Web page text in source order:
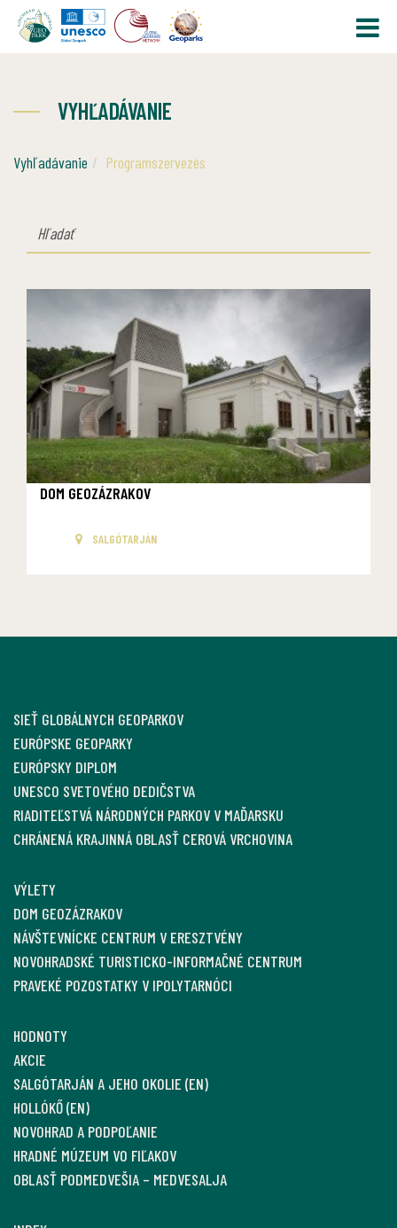
VYHĽADÁVANIE
Vyhľadávanie Programszervezés
HĽADAŤ
DOM GEOZÁZRAKOV
SALGÓTARJÁN
SIEŤ GLOBÁLNYCH GEOPARKOV
EURÓPSKE GEOPARKY
EURÓPSKY DIPLOM
UNESCO SVETOVÉHO DEDIČSTVA
RIADITEĽSTVÁ NÁRODNÝCH PARKOV V MAĎARSKU
CHRÁNENÁ KRAJINNÁ OBLASŤ CEROVÁ VRCHOVINA
VÝLETY
DOM GEOZÁZRAKOV
NÁVŠTEVNÍCKE CENTRUM V ERESZTVÉNY
NOVOHRADSKÉ TURISTICKO-INFORMAČNÉ CENTRUM
PRAVEKÉ POZOSTATKY V IPOLYTARNÓCI
HODNOTY
AKCIE
SALGÓTARJÁN A JEHO OKOLIE (EN)
HOLLÓKŐ (EN)
NOVOHRAD A PODPOĽANIE
HRADNÉ MÚZEUM VO FIĽAKOV
OBLASŤ PODMEDVEŠIA – MEDVESALJA